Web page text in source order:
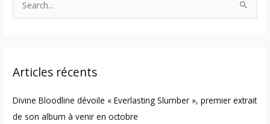
c
f
o
Articles récents
Divine Bloodline dévoile « Everlasting Slumber », premier extrait
de son album à venir en octobre